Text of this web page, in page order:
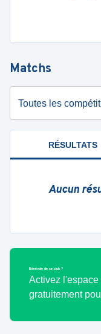
Matchs
Toutes les
RÉSULTATS
Aucun
Bénévole de ce club ?
Activez l'espace
gratuitement